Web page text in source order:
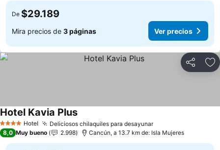
De $29.189
Mira precios de 3 páginas Ver precios
Compartir
4 EstrellasHotel Deliciosos chilaquiles para desayunar
Hotel Kavia Plus
8,0 Muy bueno 2.998 Cancún, a 13.7 km de: Isla Mujeres